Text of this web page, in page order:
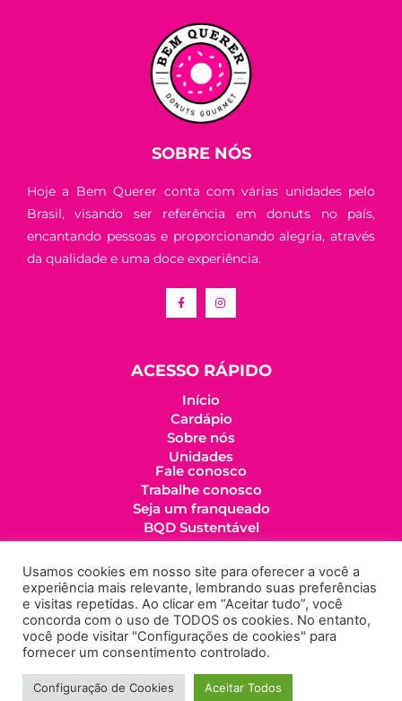
SOBRE NÓS
Hoje a Bem Querer conta com várias unidades pelo
Brasil, visando ser referência em donuts no país,
encantando pessoas e proporcionando alegria, através
da qualidade e uma doce experiência.
ACESSO RÁPIDO
Início
Cardápio
Sobre nós
Unidades
Fale conosco
Trabalhe conosco
Seja um franqueado
BQD Sustentável
Política de cookies
Política de privacidade
BEM QUERER DONUTS - CNPJ: 36.245.200/0001-51
Usamos cookies em nosso site para oferecer a você a
experiência mais relevante, lembrando suas preferências
e visitas repetidas. Ao clicar em “Aceitar tudo”, você
concorda com o uso de TODOS os cookies. No entanto,
você pode visitar "Configurações de cookies" para
fornecer um consentimento controlado.
Configuração de Cookies Aceitar Todos